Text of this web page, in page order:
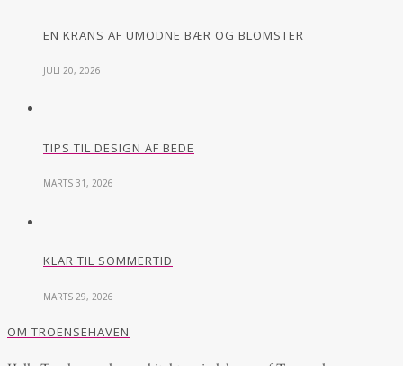
EN KRANS AF UMODNE BÆR OG BLOMSTER
JULI 20, 2026
TIPS TIL DESIGN AF BEDE
MARTS 31, 2026
KLAR TIL SOMMERTID
MARTS 29, 2026
OM TROENSEHAVEN